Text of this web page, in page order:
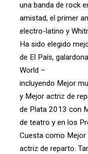
una banda de rock
amistad, el primer
electro-latino y
Ha sido elegido
de El País,
World –
incluyendo Mejor
y Mejor actriz de
de Plata 2013 con
de teatro y en los
Cuesta como Mejor
actriz de reparto.